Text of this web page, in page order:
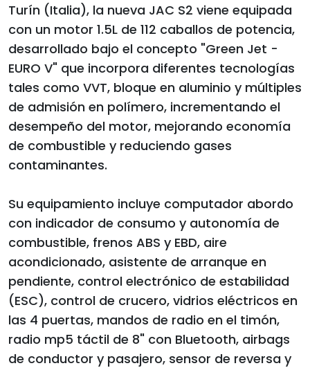
Turín (Italia), la nueva JAC S2 viene equipada
con un motor 1.5L de 112 caballos de potencia,
desarrollado bajo el concepto "Green Jet -
EURO V" que incorpora diferentes tecnologías
tales como VVT, bloque en aluminio y múltiples
de admisión en polímero, incrementando el
desempeño del motor, mejorando economía
de combustible y reduciendo gases
contaminantes.
Su equipamiento incluye computador abordo
con indicador de consumo y autonomía de
combustible, frenos ABS y EBD, aire
acondicionado, asistente de arranque en
pendiente, control electrónico de estabilidad
(ESC), control de crucero, vidrios eléctricos en
las 4 puertas, mandos de radio en el timón,
radio mp5 táctil de 8" con Bluetooth, airbags
de conductor y pasajero, sensor de reversa y